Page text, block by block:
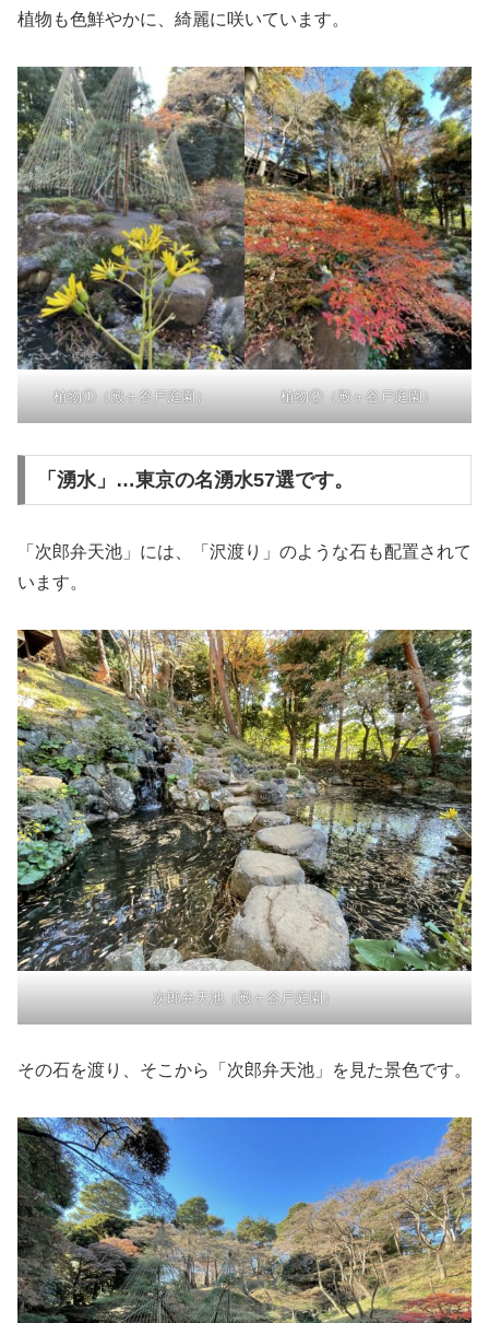
植物も色鮮やかに、綺麗に咲いています。
植物①（殿ヶ谷戸庭園） 植物②（殿ヶ谷戸庭園）
「湧水」…東京の名湧水57選です。
「次郎弁天池」には、「沢渡り」のような石も配置されて
います。
次郎弁天池（殿ヶ谷戸庭園）
その石を渡り、そこから「次郎弁天池」を見た景色です。